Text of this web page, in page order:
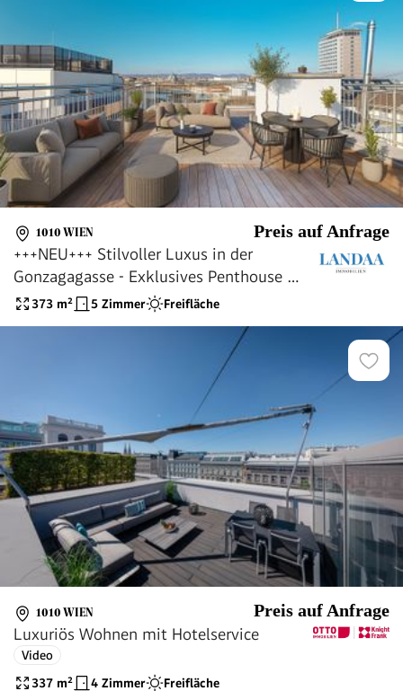
1010 WIEN Preis auf Anfrage
+++NEU+++ Stilvoller Luxus in der
Gonzagagasse - Exklusives Penthouse mit
Panoramablick! Top Lage in 1010 Wien!!!
373 m² 5 Zimmer Freifläche
1010 WIEN Preis auf Anfrage
Luxuriös Wohnen mit Hotelservice
Video
337 m² 4 Zimmer Freifläche